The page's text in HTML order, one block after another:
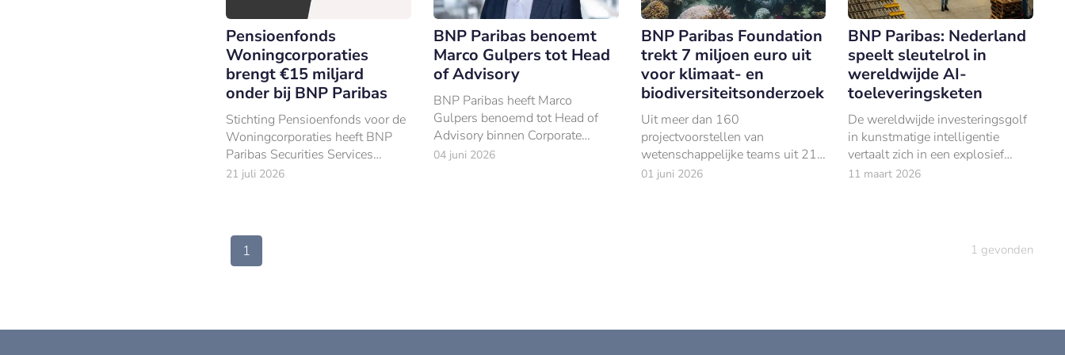
Pensioenfonds
Woningcorporaties
brengt €15 miljard
onder bij BNP Paribas
Stichting Pensioenfonds voor de
Woningcorporaties heeft BNP
Paribas Securities Services
aangesteld als global custodian
21 juli 2026
BNP Paribas benoemt
Marco Gulpers tot Head
of Advisory
BNP Paribas heeft Marco
Gulpers benoemd tot Head of
Advisory binnen Corporate
Finance en M&A in Nederland.
04 juni 2026
BNP Paribas Foundation
trekt 7 miljoen euro uit
voor klimaat- en
biodiversiteitsonderzoek
Uit meer dan 160
projectvoorstellen van
wetenschappelijke teams uit 21
landen selecteerde de BNP
01 juni 2026
BNP Paribas: Nederland
speelt sleutelrol in
wereldwijde AI-
toeleveringsketen
De wereldwijde investeringsgolf
in kunstmatige intelligentie
vertaalt zich in een explosief
groeiende handel in AI-
11 maart 2026
1 1 gevonden